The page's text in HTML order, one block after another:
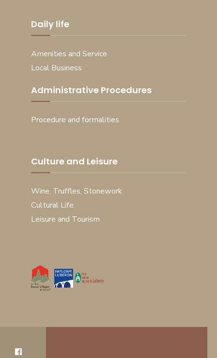
Daily life
Amenities and Service
Local Business
Administrative Procedures
Procedure and formalities
Culture and Leisure
Wine, Truffles, Stonework
Cultural Life
Leisure and Tourism